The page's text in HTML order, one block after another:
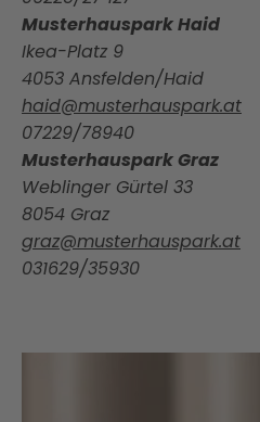
Musterhauspark Haid
Ikea-Platz 9
4053 Ansfelden/Haid
haid@musterhauspark.at
07229/78940
Musterhauspark Graz
Weblinger Gürtel 33
8054 Graz
graz@musterhauspark.at
031629/35930